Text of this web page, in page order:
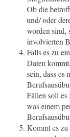
Ob die
und/ oder
worden sind,
involvierten
Falls es zu
Daten
sein, dass es
Fällen soll es
was einem
Kommt es